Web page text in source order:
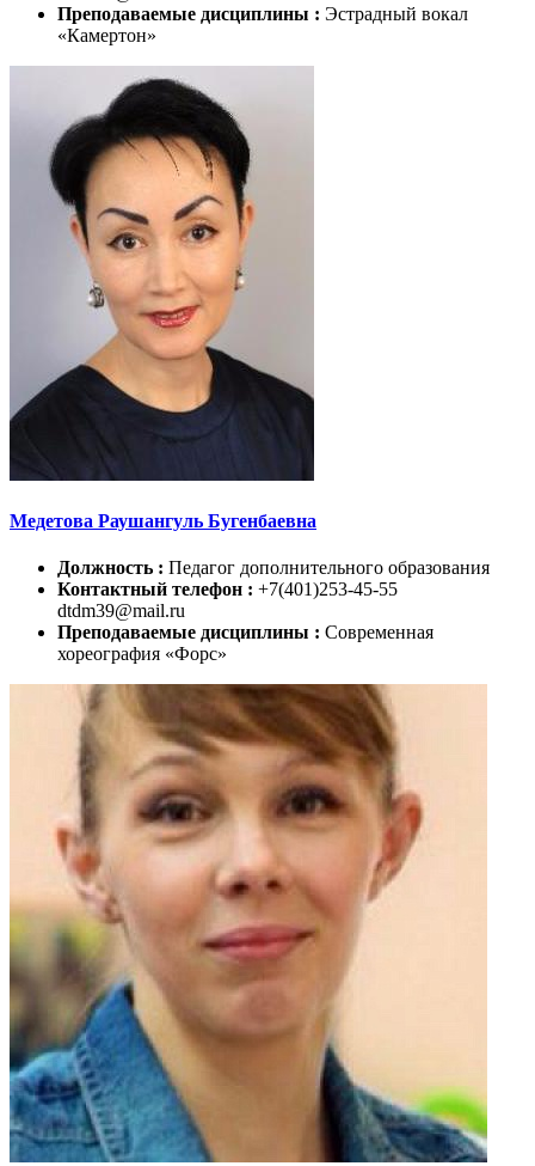
Преподаваемые дисциплины : Эстрадный вокал
«Камертон»
Медетова Раушангуль Бугенбаевна
Должность : Педагог дополнительного образования
Контактный телефон : +7(401)253-45-55
dtdm39@mail.ru
Преподаваемые дисциплины : Современная
хореография «Форс»